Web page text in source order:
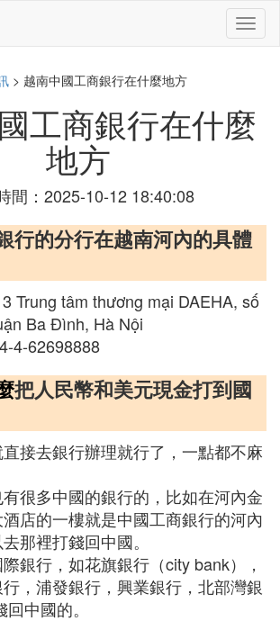
切
換
> 越南中國工商銀行在什麼地方
工商銀行在什麼
地方
間：2025-10-12 18:40:08
行的分行在越南河內的具體
Trung tâm thương mại DAEHA, số
Ba Đình, Hà Nội
4-62698888
把人民幣和美元現金打到國
接去銀行辦理就行了，一點都不麻
很多中國的銀行的，比如在河內金
店的一樓就是中國工商銀行的河內
那裡打錢回中國。
銀行，如花旗銀行（city bank），
，浦發銀行，興業銀行，北部灣銀
中國的。